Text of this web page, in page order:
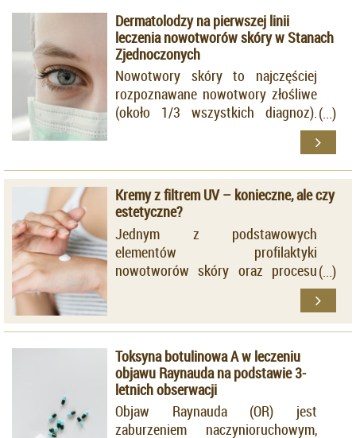
prawidłowej struktury i funkcji
kości. Jej niedobory skutkują
poważnymi następstwami.
Dermatolodzy na pierwszej linii
leczenia nowotworów skóry w Stanach
Zjednoczonych
Nowotwory skóry to najczęściej
rozpoznawane nowotwory złośliwe
(około 1/3 wszystkich diagnoz).
Wiadomo, że rak
podstawnokomórkowy występuje z
największą częstością, a lokalizacja
zmian typowo odpowiada miejscom
eksponowanym na promieniowanie
UV.
Kremy z filtrem UV – konieczne, ale czy
estetyczne?
Jednym z podstawowych
elementów profilaktyki
nowotworów skóry oraz procesu
fotostarzenia jest stosowanie
miejscowych preparatów
ochronnych. Należy jednak
kosmetyk nie jest w stanie
zagwarantować całkowitej ochrony
przeciwsłonecznej. Niezbędne jest
unikanie nadmiernej ekspozycji na
Toksyna botulinowa A w leczeniu
objawu Raynauda na podstawie 3-
letnich obserwacji
Objaw Raynauda (OR) jest
zaburzeniem naczynioruchowym,